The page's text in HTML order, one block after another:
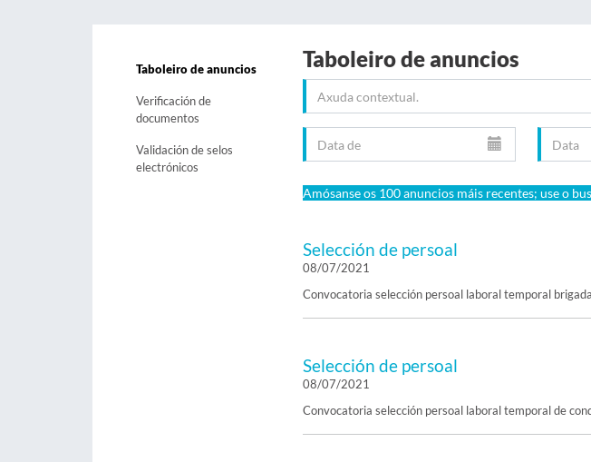
Taboleiro de anuncios
Verificación de
documentos
Validación de selos
electrónicos
Taboleiro de anuncios
Amósanse os 100 anuncios máis recentes; use o
Selección de persoal
08/07/2021
Convocatoria selección persoal laboral temporal
Selección de persoal
08/07/2021
Convocatoria selección persoal laboral temporal de